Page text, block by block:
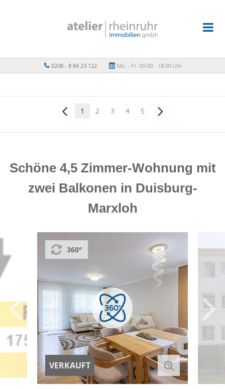
0208 - 8 84 23 122 Mo. - Fr. 09.00 - 18.00 Uhr
1 2 3 4 5
Schöne 4,5 Zimmer-Wohnung mit
zwei Balkonen in Duisburg-
Marxloh
VERKAUFT
360°